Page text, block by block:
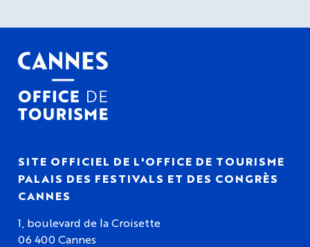
SITE OFFICIEL DE L'OFFICE DE TOURISME
PALAIS DES FESTIVALS ET DES CONGRÈS
CANNES
1, boulevard de la Croisette
06 400 Cannes